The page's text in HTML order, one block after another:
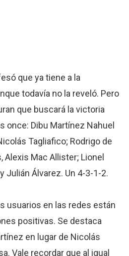
que ya tiene a la
todavía no la reveló. Pero
que buscará la victoria
once: Dibu Martínez Nahuel
Tagliafico; Rodrigo de
Alexis Mac Allister; Lionel
Julián Álvarez. Un 4-3-1-2.
usuarios en las redes están
positivas. Se destaca
en lugar de Nicolás
Vale recordar que al igual